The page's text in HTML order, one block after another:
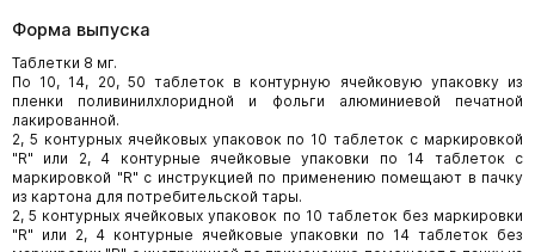
Форма выпуска
Таблетки 8 мг.
По 10, 14, 20, 50 таблеток в контурную ячейковую упаковку из
пленки поливинилхлоридной и фольги алюминиевой печатной
лакированной.
2, 5 контурных ячейковых упаковок по 10 таблеток с маркировкой
"R" или 2, 4 контурные ячейковые упаковки по 14 таблеток с
маркировкой "R" с инструкцией по применению помещают в пачку
из картона для потребительской тары.
2, 5 контурных ячейковых упаковок по 10 таблеток без маркировки
"R" или 2, 4 контурные ячейковые упаковки по 14 таблеток без